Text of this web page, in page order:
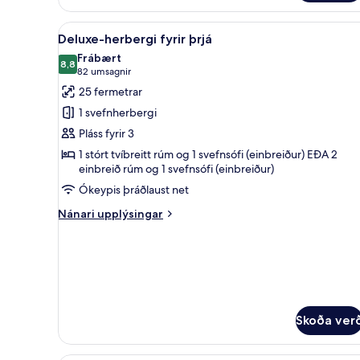
Skoða
allar
myndir
fyrir
Deluxe-
herbergi
fyrir
þrjá
Deluxe-herbergi fyrir þrjá |
3
Deluxe-herbergi fyrir þrjá
8,88,8 af 10
Frábært
82 umsagnir
(82
umsagnir)
25 fermetrar
1 svefnherbergi
Pláss fyrir 3
1 stórt tvíbreitt rúm og 1 svefnsófi (einbreiður) EÐA 2
einbreið rúm og 1 svefnsófi (einbreiður)
Ókeypis þráðlaust net
Nánari upplýsingar
Nánari
Skoða